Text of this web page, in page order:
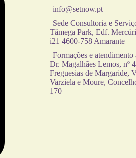
info@setnow.pt
Sede Consultoria e
Tâmega Park, Edf.
i21 4600-758 Amarante
Formações e
Dr. Magalhães Lemos, nº
Freguesias de Margaride,
Varziela e Moure,
170